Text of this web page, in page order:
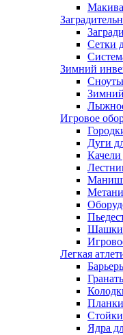
Сетки
Зимний
Игровое
Дуги
Шашки
Легкая
Ядра